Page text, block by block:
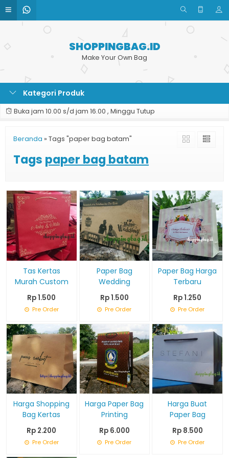
SHOPPINGBAG.ID
Make Your Own Bag
Kategori Produk
Buka jam 10.00 s/d jam 16.00 , Minggu Tutup
Beranda » Tags "paper bag batam"
Tags paper bag batam
Tas Kertas
Murah Custom
Rp 1.500
Pre Order
Paper Bag
Wedding
Rp 1.500
Pre Order
Paper Bag Harga
Terbaru
Rp 1.250
Pre Order
Harga Shopping
Bag Kertas
Rp 2.200
Pre Order
Harga Paper Bag
Printing
Rp 6.000
Pre Order
Harga Buat
Paper Bag
Rp 8.500
Pre Order